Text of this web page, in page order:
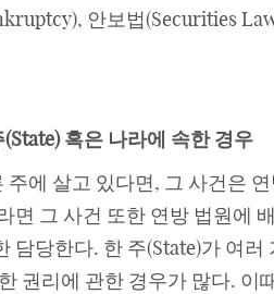
안보법(Securities
혹은 나라에 속한 경우
에 살고 있다면, 그 사건은
면 그 사건 또한 연방 법원에
담당한다. 한 주(State)가 여
권리에 관한 경우가 많다.